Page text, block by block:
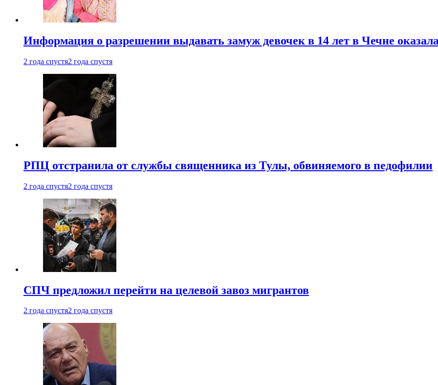
Информация о разрешении выдавать замуж девочек в 14 лет в Чечне
2 года спустя2 года спустя
РПЦ отстранила от службы священника из Тулы, обвиняемого в педофилии
2 года спустя2 года спустя
СПЧ предложил перейти на целевой завоз мигрантов
2 года спустя2 года спустя